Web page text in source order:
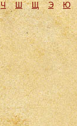
Ч Ш Щ Э Ю